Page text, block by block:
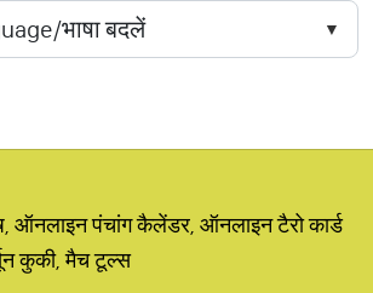
ऑनलाइन पंचांग कैलेंडर, ऑनलाइन टैरो कार्ड
कुकी, मैच टूल्स